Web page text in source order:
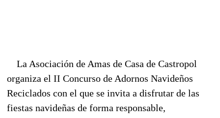
La Asociación de Amas de Casa de Castropol
organiza el II Concurso de Adornos Navideños
Reciclados con el que se invita a disfrutar de las
fiestas navideñas de forma responsable,